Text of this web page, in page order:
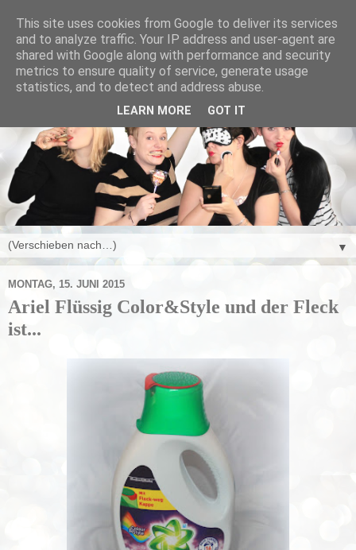
▼
MONTAG, 15. JUNI 2015
Ariel Flüssig Color&Style und der Fleck
ist...
This site uses cookies from Google to deliver its services
and to analyze traffic. Your IP address and user-agent are
shared with Google along with performance and security
metrics to ensure quality of service, generate usage
statistics, and to detect and address abuse.
LEARN MORE GOT IT